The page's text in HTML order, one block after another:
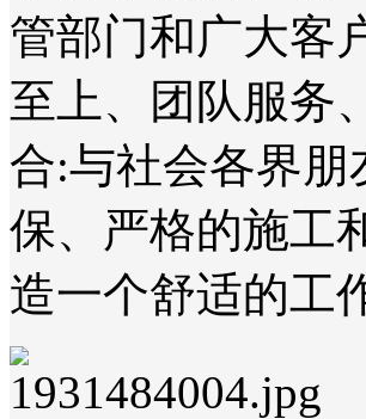
管部门和广大客
至上、团队服务
合:与社会各界
保、严格的施工
造一个舒适的工